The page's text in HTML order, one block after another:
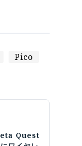
Pico
Quest